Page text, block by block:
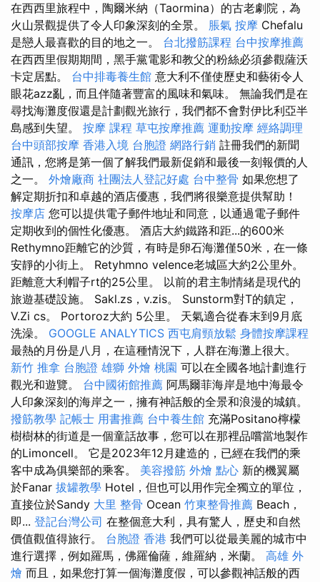
在西西里旅程中，陶爾米納（Taormina）的古老劇院，為
火山景觀提供了令人印象深刻的全景。 脹氣 按摩 Chefalu
是戀人最喜歡的目的地之一。 台北撥筋課程 台中按摩推薦
在西西里假期期間，黑手黨電影和教父的粉絲必須參觀薩沃
卡定居點。 台中排毒養生館 意大利不僅使歷史和藝術令人
眼花azz亂，而且伴隨著豐富的風味和氣味。 無論我們是在
尋找海灘度假還是計劃觀光旅行，我們都不會對伊比利亞半
島感到失望。 按摩 課程 草屯按摩推薦 運動按摩 經絡調理
台中頭部按摩 香港入境 台胞證 網路行銷 註冊我們的新聞
通訊，您將是第一個了解我們最新促銷和最後一刻報價的人
之一。 外燴廠商 社團法人登記好處 台中整骨 如果您想了
解定期折扣和卓越的酒店優惠，我們將很樂意提供幫助！
按摩店 您可以提供電子郵件地址和同意，以通過電子郵件
定期收到的個性化優惠。 酒店大約鐵路和距...的600米
Rethymno距離它的沙質，有時是卵石海灘僅50米，在一條
安靜的小街上。 Retyhmno velence老城區大約2公里外。
距離意大利帽子rt的25公里。 以前的君主制情緒是現代的
旅遊基礎設施。 Sakl.zs，v.zis。 Sunstorm對T的鎮定，
V.Zi cs。 Portoroz大約 5公里。 天氣適合從春末到9月底
洗澡。 GOOGLE ANALYTICS 西屯肩頸放鬆 身體按摩課程
最熱的月份是八月，在這種情況下，人群在海灘上很大。
新竹 推拿 台胞證 雄獅 外燴 桃園 可以在全國各地計劃進行
觀光和遊覽。 台中國術館推薦 阿馬爾菲海岸是地中海最令
人印象深刻的海岸之一，擁有神話般的全景和浪漫的城鎮。
撥筋教學 記帳士 用書推薦 台中養生館 充滿Positano檸檬
樹樹林的街道是一個童話故事，您可以在那裡品嚐當地製作
的Limoncell。 它是2023年12月建造的，已經在我們的乘
客中成為俱樂部的乘客。 美容撥筋 外燴 點心 新的機翼屬
於Fanar 拔罐教學 Hotel，但也可以用作完全獨立的單位，
直接位於Sandy 大里 整骨 Ocean 竹東整骨推薦 Beach，
即... 登記台灣公司 在整個意大利，具有驚人，歷史和自然
價值觀值得旅行。 台胞證 香港 我們可以從最美麗的城市中
進行選擇，例如羅馬，佛羅倫薩，維羅納，米蘭。 高雄 外
燴 而且，如果您打算一個海灘度假，可以參觀神話般的西